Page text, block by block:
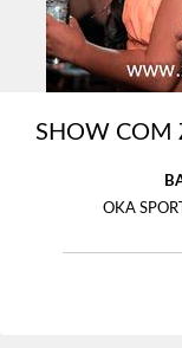
SHOW COM
OKA